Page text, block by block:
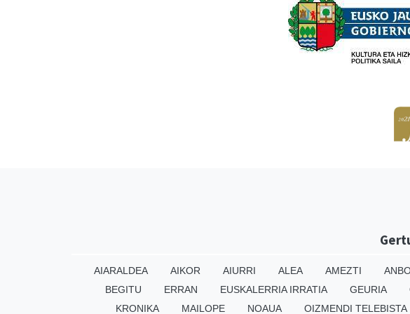
AIARALDEA AIKOR AIURRI ALEA AMEZTI
BEGITU
ERRAN EUSKALERRIA IRRATIA GEURIA
KRONIKA
MAILOPE NOAUA OIZMENDI TELEBISTA